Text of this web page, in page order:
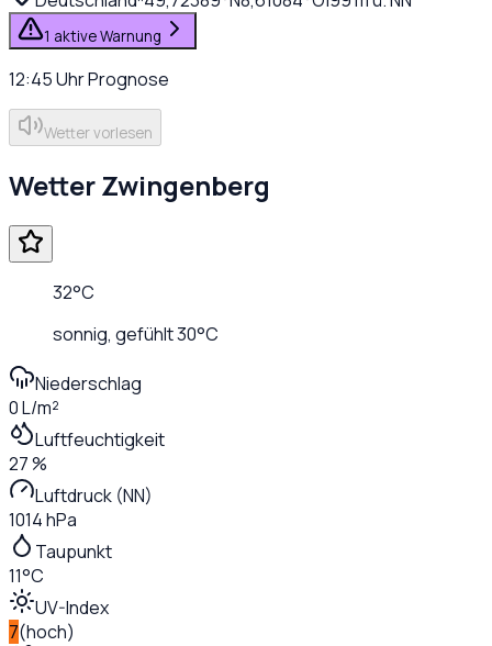
1 aktive Warnung
12:45UhrPrognose
Wetter vorlesen
WetterZwingenberg
32°C
sonnig, gefühlt30°C
Niederschlag
0 L/m²
Luftfeuchtigkeit
27 %
Luftdruck (NN)
1014 hPa
Taupunkt
11°C
UV-Index
7(hoch)